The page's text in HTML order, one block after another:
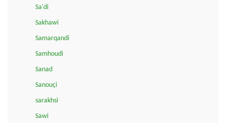
Sa'di
Sakhawi
Samarqandi
Samhoudi
Sanad
Sanouçi
sarakhsi
Sawi